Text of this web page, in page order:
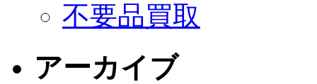
不要品買取
アーカイブ